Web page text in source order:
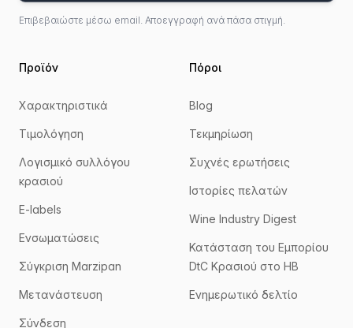
Επιβεβαιώστε μέσω email. Αποεγγραφή ανά πάσα στιγμή.
Προϊόν
Χαρακτηριστικά
Τιμολόγηση
Λογισμικό συλλόγου
κρασιού
E-labels
Ενσωματώσεις
Σύγκριση Marzipan
Μετανάστευση
Σύνδεση
Πόροι
Blog
Τεκμηρίωση
Συχνές ερωτήσεις
Ιστορίες πελατών
Wine Industry Digest
Κατάσταση του Εμπορίου
DtC Κρασιού στο ΗΒ
Ενημερωτικό δελτίο